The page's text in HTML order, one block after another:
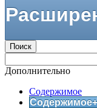
Поиск
Дополнительно
Содержимое
Содержимое+